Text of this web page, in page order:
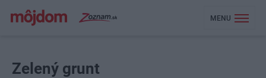
MENU
Zelený grunt